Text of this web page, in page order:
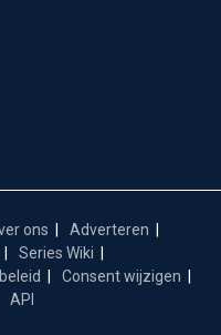
ons
Adverteren
Series Wiki
Consent wijzigen
API